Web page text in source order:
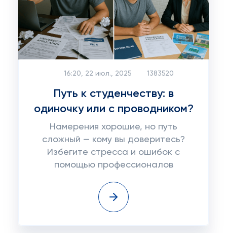
16:20, 22 июл., 2025 1383520
Путь к студенчеству: в
одиночку или с проводником?
Намерения хорошие, но путь
сложный — кому вы доверитесь?
Избегите стресса и ошибок с
помощью профессионалов